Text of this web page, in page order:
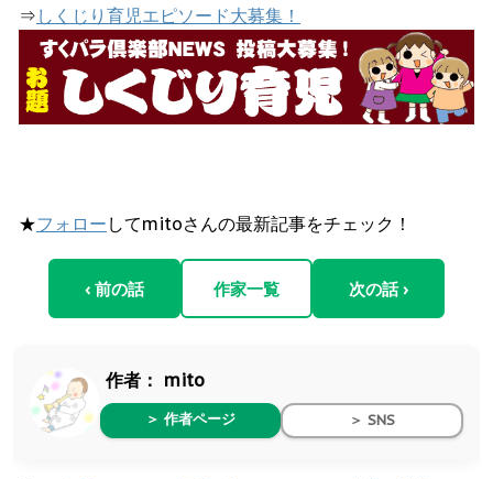
⇒ しくじり育児エピソード大募集！
★フォロー してmitoさんの最新記事をチェック！
‹ 前の話 作家一覧 次の話 ›
作者： mito
＞ 作者ページ ＞ SNS